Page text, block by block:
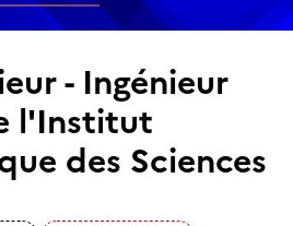
- Ingénieur
l'Institut
des Sciences